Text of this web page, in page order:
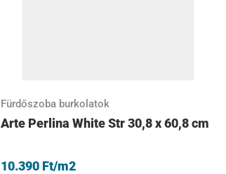
Fürdőszoba burkolatok
Arte Perlina White Str 30,8 x 60,8 cm
10.390 Ft/m2